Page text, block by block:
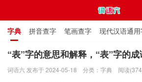
字典 拼音查字 笔画查字 现代汉语通用
通用规范汉字表 叠字大全 独体字大全
“表”字的意思和解释，“表”字的
词语六 发布于 2024-05-18 分类： 字典 阅读